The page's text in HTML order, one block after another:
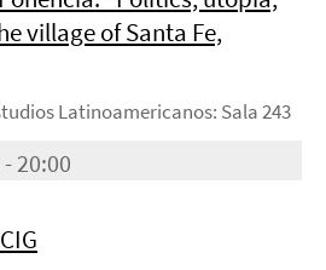
village of Santa Fe,
Latinoamericanos: Sala 243
20:00